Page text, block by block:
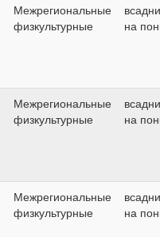
Межрегиональные
физкультурные
на
Межрегиональные
физкультурные
на
Межрегиональные
физкультурные
на